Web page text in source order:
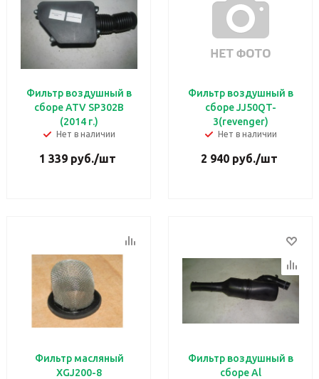
Фильтр воздушный в
сборе ATV SP302B
(2014 г.)
Нет в наличии
1 339 руб./шт
Фильтр воздушный в
сборе JJ50QT-
3(revenger)
Нет в наличии
2 940 руб./шт
Фильтр масляный
XGJ200-8
Фильтр воздушный в
сборе Al